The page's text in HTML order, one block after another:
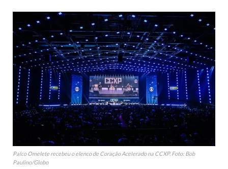
Palco Omelete recebeu o elenco de Coração Acelerado na CCXP. Foto: Bob
Paulino/Globo